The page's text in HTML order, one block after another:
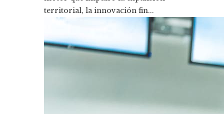
territorial, la innovación fin...